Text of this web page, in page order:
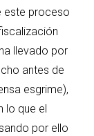
este proceso
llevado por
antes de
esgrime),
lo que el
por ello